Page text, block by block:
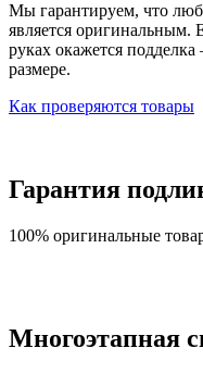
Мы гарантируем, что
является оригинальным.
руках окажется
размере.
Как проверяются товары
Гарантия
100% оригинальные
Многоэтапная